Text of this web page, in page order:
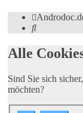
Suche
Alle
Sind Sie sich
möchten?